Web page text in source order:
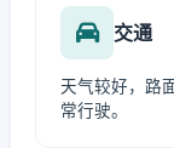
交通
天气较好，路
常行驶。